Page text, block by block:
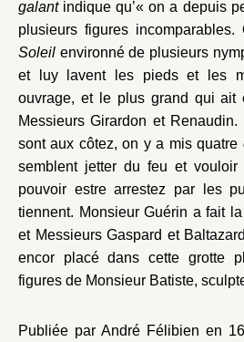
galantindique qu’« on a depuis
plusieurs figures
Soleil environné de plusieurs
et luy lavent les pieds et les
ouvrage, et le plus grand qui ait
Messieurs Girardon et
sont aux côtez, on y a mis quatre
semblent jetter du feu et vouloir
pouvoir estre arrestez par les
tiennent. Monsieur Guérin a fait
et Messieurs Gaspard et
encor placé dans cette grotte
figures de Monsieur Batiste,
Publiée par André Félibien en